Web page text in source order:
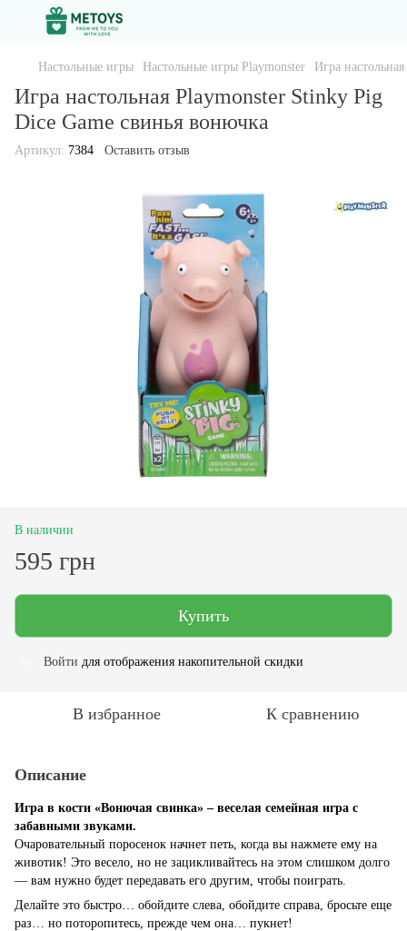
Настольные игры Настольные игры Playmonster Игра
Игра настольная Playmonster Stinky Pig
Dice Game свинья вонючка
Артикул: 7384 Оставить отзыв
В наличии
595 грн
Купить
Войти для отображения накопительной скидки
В избранное К сравнению
Описание
Игра в кости «Вонючая свинка» – веселая семейная игра с
забавными звуками.
Очаровательный поросенок начнет петь, когда вы нажмете ему на
животик! Это весело, но не зацикливайтесь на этом слишком долго
— вам нужно будет передавать его другим, чтобы поиграть.
Делайте это быстро… обойдите слева, обойдите справа, бросьте еще
раз… но поторопитесь, прежде чем она… пукнет!